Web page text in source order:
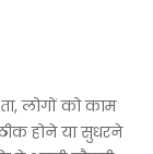
लोगों को काम
होने या सुधरने